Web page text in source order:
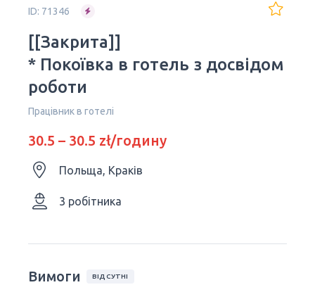
ID: 71346
[[Закрита]]
* Покоївка в готель з досвідом
роботи
Працівник в готелі
30.5 – 30.5 zł/годину
Польща, Краків
3 робітника
Вимоги ВІДСУТНІ